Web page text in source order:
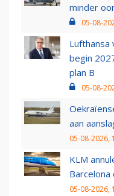
minder
05-08-
Lufthansa
begin
plan B
05-08-
aan
05-08-2026,
KLM
05-08-2026,